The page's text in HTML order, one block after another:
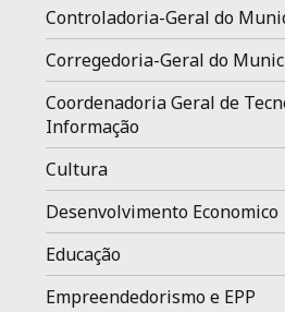
Controladoria-Geral do
Corregedoria-Geral do
Coordenadoria Geral de
Informação
Cultura
Desenvolvimento Economico
Educação
Empreendedorismo e EPP